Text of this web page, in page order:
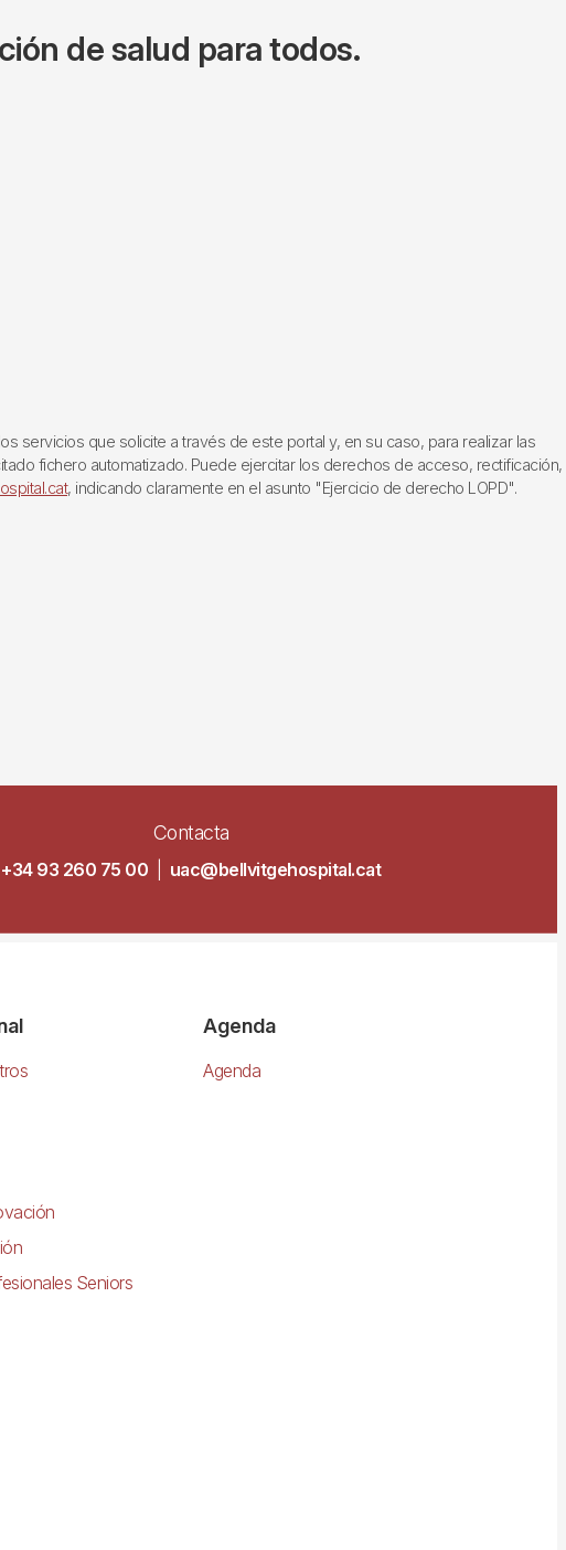
de salud para todos.
servicios que solicite a través de este portal y, en su caso, para realizar las
fichero automatizado. Puede ejercitar los derechos de acceso, rectificación,
, indicando claramente en el asunto "Ejercicio de derecho LOPD".
Contacta
+34 93 260 75 00 uac@bellvitgehospital.cat
Seniors
Agenda
Agenda